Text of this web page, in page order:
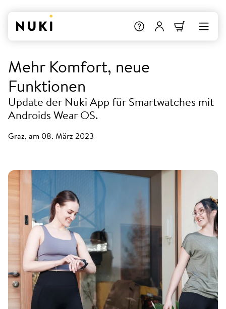
Mehr Komfort, neue
Funktionen
Update der Nuki App für Smartwatches mit
Androids Wear OS.
Graz, am 08. März 2023